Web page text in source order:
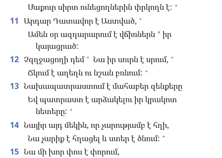
Մաքուր սիրտ ունեցողներին փրկողն է: +
11 Արդար Դատավոր է Աստված, +
Ամեն օր ազդարարում է վճիռներն *իր
կայացրած:
12 Չզղջացողի դեմ + Նա իր սուրն է սրում, +
Ճկում է աղեղն ու նշան բռնում: +
13 Նախապատրաստում է մահաբեր զենքերը
Եվ պատրաստ է արձակելու իր կրակոտ
նետերը: +
14 Նայիր այդ մեկին, որ չարությամբ է հղի,
Նա չարիք է հղացել և ստեր է ծնում: +
15 Նա մի խոր փոս է փորում,